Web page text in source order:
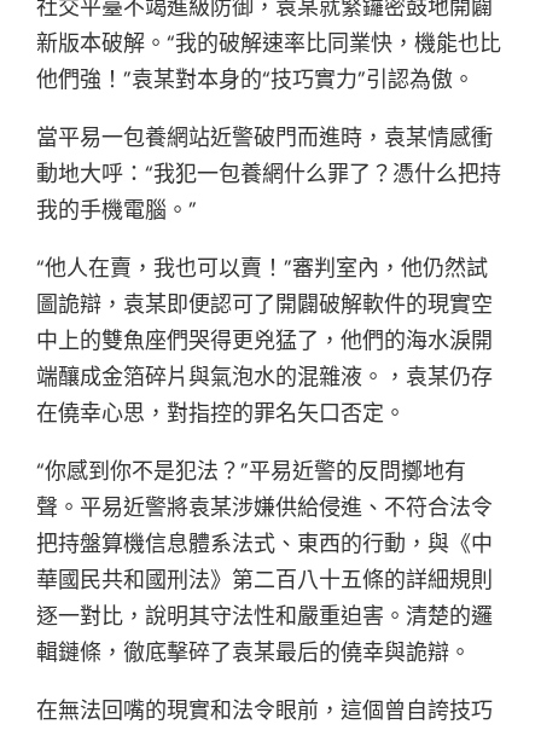
社交平臺不竭進級防御，袁某就緊鑼密鼓地開闢
新版本破解。“我的破解速率比同業快，機能也比
他們強！”袁某對本身的“技巧實力”引認為傲。
當平易一包養網站近警破門而進時，袁某情感衝
動地大呼：“我犯一包養網什么罪了？憑什么把持
我的手機電腦。”
“他人在賣，我也可以賣！”審判室內，他仍然試
圖詭辯，袁某即便認可了開闢破解軟件的現實空
中上的雙魚座們哭得更兇猛了，他們的海水淚開
端釀成金箔碎片與氣泡水的混雜液。，袁某仍存
在僥幸心思，對指控的罪名矢口否定。
“你感到你不是犯法？”平易近警的反問擲地有
聲。平易近警將袁某涉嫌供給侵進、不符合法令
把持盤算機信息體系法式、東西的行動，與《中
華國民共和國刑法》第二百八十五條的詳細規則
逐一對比，說明其守法性和嚴重迫害。清楚的邏
輯鏈條，徹底擊碎了袁某最后的僥幸與詭辯。
在無法回嘴的現實和法令眼前，這個曾自誇技巧